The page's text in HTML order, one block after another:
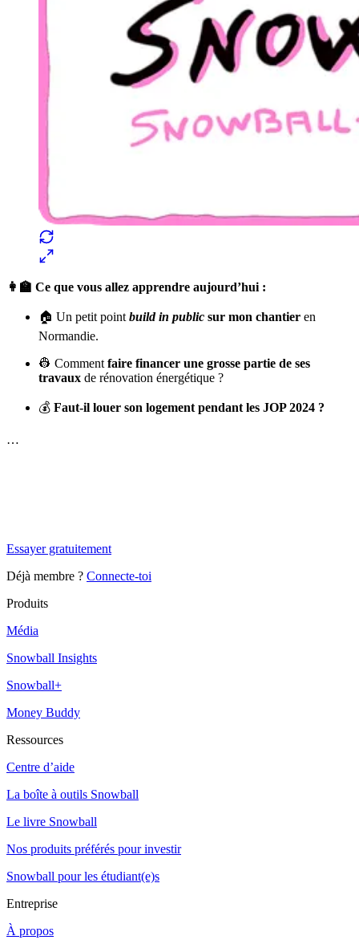
👩‍🏫 Ce que vous allez apprendre aujourd’hui :
🏠 Un petit point build in public sur mon chantier en
Normandie.
👷 Comment faire financer une grosse partie de ses
travaux de rénovation énergétique ?
💰 Faut-il louer son logement pendant les JOP 2024 ?
…
Essayer gratuitement
Déjà membre ? Connecte-toi
Produits
Média
Snowball Insights
Snowball+
Money Buddy
Ressources
Centre d’aide
La boîte à outils Snowball
Le livre Snowball
Nos produits préférés pour investir
Snowball pour les étudiant(e)s
Entreprise
À propos